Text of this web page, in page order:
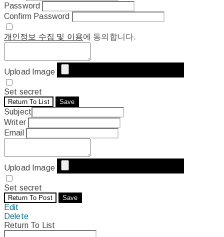
Password
Confirm Password
개인정보 수집 및 이용에 동의합니다.
Upload Image
Set secret
Return To List Save
Subject
Writer
Email
Upload Image
Set secret
Return To Post Save
Edit
Delete
Return To List